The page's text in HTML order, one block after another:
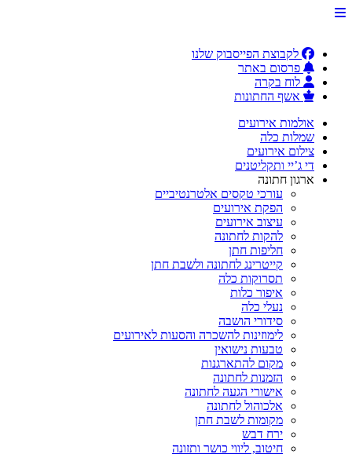
לקבוצת הפייסבוק שלנו
פרסום באתר
לוח בקרה
אשף החתונות
אולמות אירועים
שמלות כלה
צילום אירועים
די ג’יי ותקליטנים
ארגון חתונה
עורכי טקסים אלטרנטיביים
הפקת אירועים
עיצוב אירועים
להקות לחתונה
חליפות חתן
קייטרינג לחתונה ולשבת חתן
תסרוקות כלה
איפור כלות
נעלי כלה
סידורי הושבה
לימוזינות להשכרה והסעות לאירועים
טבעות נישואין
מקום להתארגנות
הזמנות לחתונה
אישורי הגעה לחתונה
אלכוהול לחתונה
מקומות לשבת חתן
ירח דבש
חיטוב, ליווי כושר ותזונה